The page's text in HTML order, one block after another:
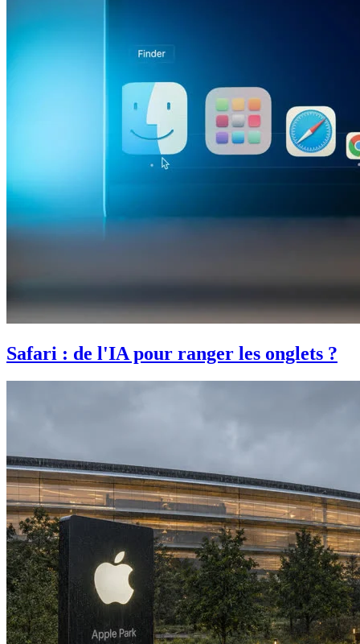
Safari : de l'IA pour ranger les onglets ?